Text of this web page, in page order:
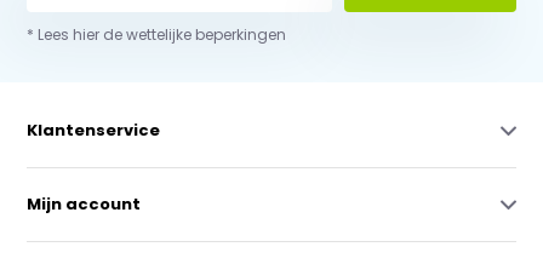
* Lees hier de wettelijke beperkingen
Klantenservice
Mijn account